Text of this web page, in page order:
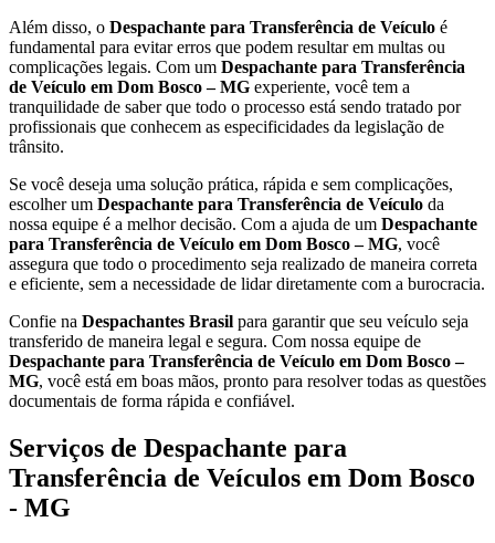
Além disso, o Despachante para Transferência de Veículo é
fundamental para evitar erros que podem resultar em multas ou
complicações legais. Com um Despachante para Transferência
de Veículo em Dom Bosco – MG experiente, você tem a
tranquilidade de saber que todo o processo está sendo tratado por
profissionais que conhecem as especificidades da legislação de
trânsito.
Se você deseja uma solução prática, rápida e sem complicações,
escolher um Despachante para Transferência de Veículo da
nossa equipe é a melhor decisão. Com a ajuda de um Despachante
para Transferência de Veículo em Dom Bosco – MG, você
assegura que todo o procedimento seja realizado de maneira correta
e eficiente, sem a necessidade de lidar diretamente com a burocracia.
Confie na Despachantes Brasil para garantir que seu veículo seja
transferido de maneira legal e segura. Com nossa equipe de
Despachante para Transferência de Veículo em Dom Bosco –
MG, você está em boas mãos, pronto para resolver todas as questões
documentais de forma rápida e confiável.
Serviços de Despachante para
Transferência de Veículos em Dom Bosco
- MG